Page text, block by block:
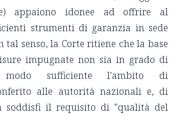
appaiono idonee ad offrire al
strumenti di garanzia in sede
tal senso, la Corte ritiene che la base
impugnate non sia in grado di
sufficiente l'ambito di
alle autorità nazionali e, di
soddisfi il requisito di "qualità del